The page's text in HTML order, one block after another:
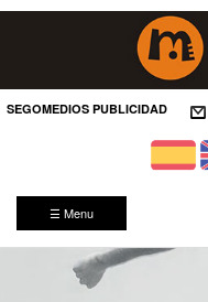
SEGOMEDIOS PUBLICIDAD
☰ Menu